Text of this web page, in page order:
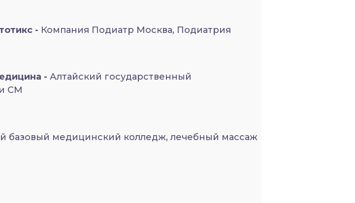
- Компания Подиатр Москва, Подиатрия
- Алтайский государственный
СМ
базовый медицинский колледж, лечебный массаж